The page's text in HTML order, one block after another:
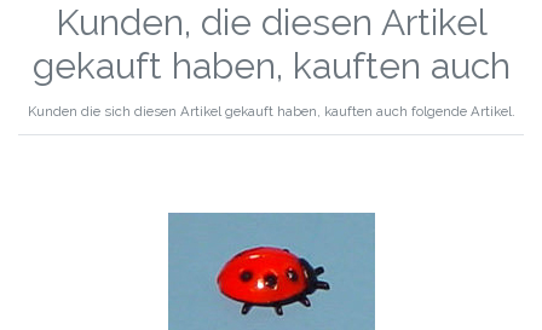
Kunden, die diesen Artikel
gekauft haben, kauften auch
Kunden die sich diesen Artikel gekauft haben, kauften auch folgende Artikel.